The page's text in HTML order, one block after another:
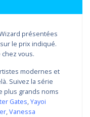
présentées
sur le prix indiqué.
vous.
modernes et
Suivez la série
plus grands noms
Gates,Yayoi
,Vanessa